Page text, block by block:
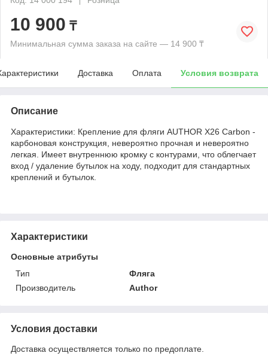
10 900 ₸
Минимальная сумма заказа на сайте — 14 900 ₸
Доставка Оплата Условия возврата
Описание
Характеристики: Крепление для фляги AUTHOR X26 Carbon -
карбоновая конструкция, невероятно прочная и невероятно
легкая. Имеет внутреннюю кромку с контурами, что облегчает
вход / удаление бутылок на ходу, подходит для стандартных
креплений и бутылок.
Характеристики
Основные атрибуты
Тип
Фляга
Производитель
Author
Условия доставки
Доставка осуществляется только по предоплате.